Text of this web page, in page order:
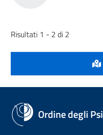
Risultati 1 - 2 di 2
Ordine degli